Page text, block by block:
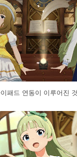
패드 연동이 이루어진